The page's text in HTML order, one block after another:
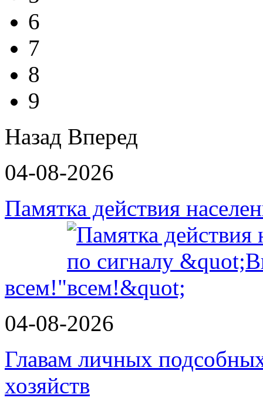
6
7
8
9
Назад Вперед
04-08-2026
Памятка действия
всем!"
04-08-2026
Главам личных
хозяйств